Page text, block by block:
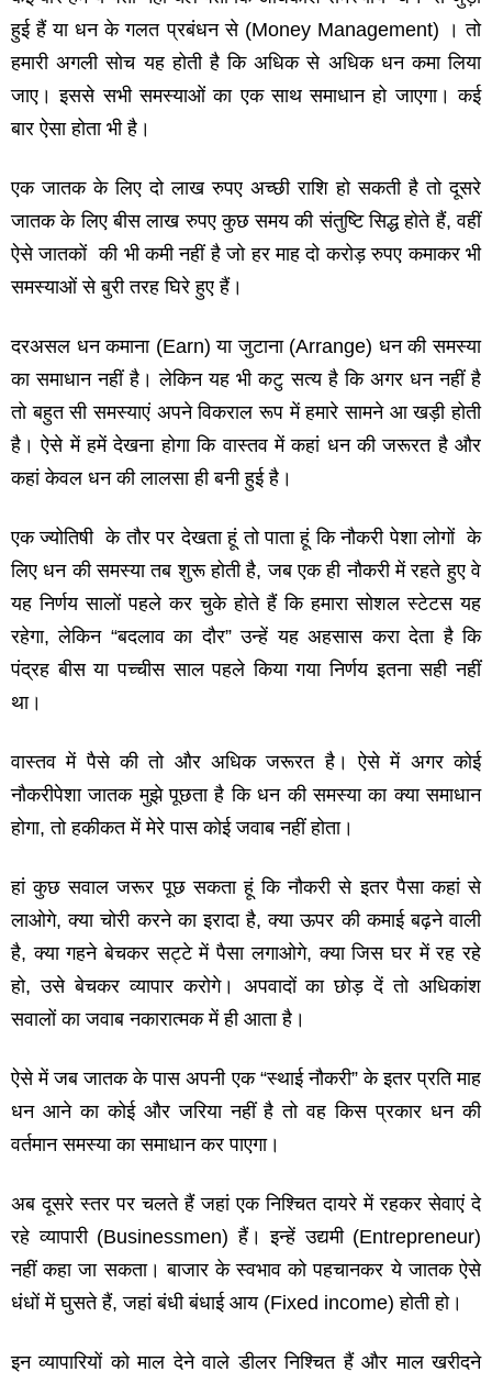
हुई हैं या धन के गलत प्रबंधन से (Money Management) । तो
हमारी अगली सोच यह होती है कि अधिक से अधिक धन कमा लिया
जाए। इससे सभी समस्‍याओं का एक साथ समाधान हो जाएगा। कई
बार ऐसा होता भी है।
एक जातक के लिए दो लाख रुपए अच्‍छी राशि हो सकती है तो दूसरे
जातक के लिए बीस लाख रुपए कुछ समय की संतुष्टि सिद्ध होते हैं, वहीं
ऐसे जातकों की भी कमी नहीं है जो हर माह दो करोड़ रुपए कमाकर भी
समस्‍याओं से बुरी तरह घिरे हुए हैं।
दरअसल धन कमाना (Earn) या जुटाना (Arrange) धन की समस्‍या
का समाधान नहीं है। लेकिन यह भी कटु सत्‍य है कि अगर धन नहीं है
तो बहुत सी समस्‍याएं अपने विकराल रूप में हमारे सामने आ खड़ी होती
है। ऐसे में हमें देखना होगा कि वास्‍तव में कहां धन की जरूरत है और
कहां केवल धन की लालसा ही बनी हुई है।
एक ज्‍योतिषी के तौर पर देखता हूं तो पाता हूं कि नौकरी पेशा लोगों के
लिए धन की समस्‍या तब शुरू होती है, जब एक ही नौकरी में रहते हुए वे
यह निर्णय सालों पहले कर चुके होते हैं कि हमारा सोशल स्‍टेटस यह
रहेगा, लेकिन “बदलाव का दौर” उन्‍हें यह अहसास करा देता है कि
पंद्रह बीस या पच्‍चीस साल पहले किया गया निर्णय इतना सही नहीं
था।
वास्‍तव में पैसे की तो और अधिक जरूरत है। ऐसे में अगर कोई
नौकरीपेशा जातक मुझे पूछता है कि धन की समस्‍या का क्‍या समाधान
होगा, तो हकीकत में मेरे पास कोई जवाब नहीं होता।
हां कुछ सवाल जरूर पूछ सकता हूं कि नौकरी से इतर पैसा कहां से
लाओगे, क्‍या चोरी करने का इरादा है, क्‍या ऊपर की कमाई बढ़ने वाली
है, क्‍या गहने बेचकर सट्टे में पैसा लगाओगे, क्‍या जिस घर में रह रहे
हो, उसे बेचकर व्‍यापार करोगे। अपवादों का छोड़ दें तो अधिकांश
सवालों का जवाब नकारात्‍मक में ही आता है।
ऐसे में जब जातक के पास अपनी एक “स्‍थाई नौकरी” के इतर प्रति माह
धन आने का कोई और जरिया नहीं है तो वह किस प्रकार धन की
वर्तमान समस्‍या का समाधान कर पाएगा।
अब दूसरे स्‍तर पर चलते हैं जहां एक निश्चित दायरे में रहकर सेवाएं दे
रहे व्‍यापारी (Businessmen) हैं। इन्‍हें उद्यमी (Entrepreneur)
नहीं कहा जा सकता। बाजार के स्‍वभाव को पहचानकर ये जातक ऐसे
धंधों में घुसते हैं, जहां बंधी बंधाई आय (Fixed income) होती हो।
इन व्‍यापारियों को माल देने वाले डीलर निश्चित हैं और माल खरीदने